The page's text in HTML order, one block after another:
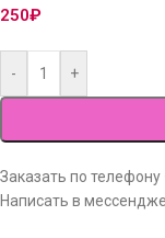
250₽
- +
Заказать по телефону
Написать в